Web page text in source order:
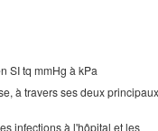
SI tq mmHg à kPa
à travers ses deux principaux
infections à l'hôpital et les